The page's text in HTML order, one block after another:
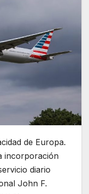
de Europa.
incorporación
diario
John F.